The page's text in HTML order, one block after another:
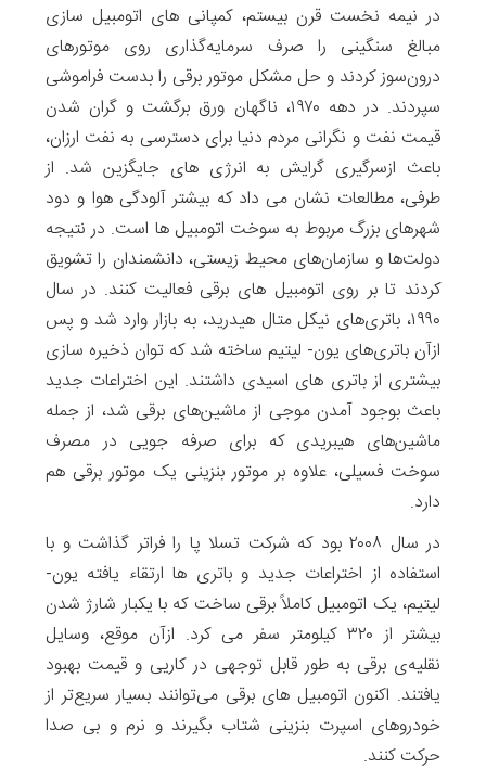
در نیمه نخست قرن بیستم، کمپانی های اتومبیل سازی
مبالغ سنگینی را صرف سرمایه‌گذاری روی موتورهای
درون‌سوز کردند و حل ‫مشکل موتور برقی را بدست فراموشی
سپردند. در دهه ۱۹۷۰، ناگهان ورق برگشت و گران شدن
قیمت نفت و نگرانی مردم دنیا ‫برای‌ دسترسی به نفت ارزان،
باعث ازسرگیری گرایش ‫به انرژی های جایگزین شد. از
طرفی، مطالعات نشان می داد که بیشتر آلودگی هوا و دود
شهرهای بزرگ مربوط به سوخت اتومبیل ها است. در نتیجه
دولت‌ها ‫و سازما‌ن‌های محیط زیستی، دانشمندان را تشویق
کردند تا بر روی اتومبیل های برقی فعالیت کنند. در سال
۱۹۹۰، باتری‌های نیکل متال هیدرید، به بازار وارد شد و پس
ازآن باتری‌های یون- لیتیم ساخته شد که توان ذخیره سازی
بیشتری از باتری های اسیدی داشتند. این اختراعات جدید
باعث بوجود آمدن موجی ‫از ماشین‌های برقی شد، از جمله
ماشین‎‌های هیبریدی که برای صرفه جویی در مصرف
سوخت فسیلی، علاوه بر موتور بنزینی یک موتور برقی هم
دارد.
در سال ۲۰۰۸ بود که شرکت تسلا پا را فراتر گذاشت و با
استفاده از اختراعات جدید و باتری ها ارتقاء یافته یون‌-
لیتیم، یک اتومبیل کاملاً برقی ساخت که با یکبار ‫شارژ شدن
بیشتر از ۳۲۰ کیلومتر سفر می کرد. ازآن موقع، وسایل
نقلیه‌ی برقی ‫به طور قابل توجهی در کاریی و قیمت بهبود
یافتند. اکنون اتومبیل های برقی می‌توانند بسیار سریع‌تر از
‫خودروهای اسپرت بنزینی شتاب بگیرند و نرم و بی صدا
حرکت کنند.